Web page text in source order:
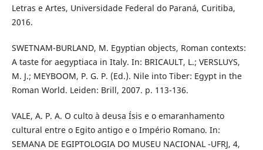
Letras e Artes, Universidade Federal do Paraná, Curitiba,
2016.
SWETNAM-BURLAND, M. Egyptian objects, Roman contexts:
A taste for aegyptiaca in Italy. In: BRICAULT, L.; VERSLUYS,
M. J.; MEYBOOM, P. G. P. (Ed.). Nile into Tiber: Egypt in the
Roman World. Leiden: Brill, 2007. p. 113-136.
VALE, A. P. A. O culto à deusa Ísis e o emaranhamento
cultural entre o Egito antigo e o Império Romano. In:
SEMANA DE EGIPTOLOGIA DO MUSEU NACIONAL -UFRJ, 4,